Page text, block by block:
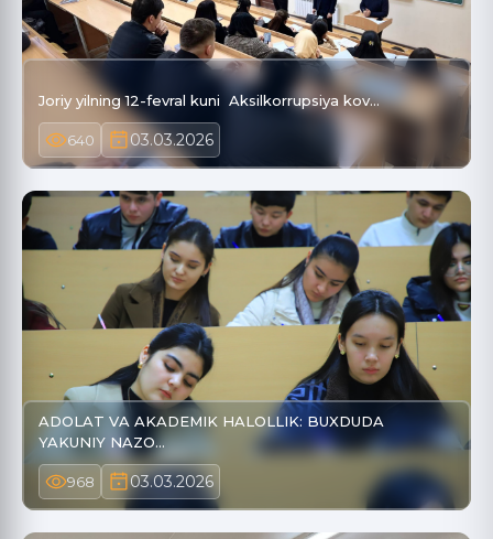
Joriy yilning 12-fevral kuni Aksilkorrupsiya kov…
640 03.03.2026
ADOLAT VA AKADEMIK HALOLLIK: BUXDUDA
YAKUNIY NAZO…
968 03.03.2026